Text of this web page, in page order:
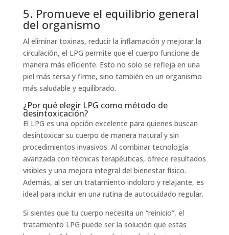
5. Promueve el equilibrio general
del organismo
Al eliminar toxinas, reducir la inflamación y mejorar la
circulación, el LPG permite que el cuerpo funcione de
manera más eficiente. Esto no solo se refleja en una
piel más tersa y firme, sino también en un organismo
más saludable y equilibrado.
¿Por qué elegir LPG como método de
desintoxicación?
El LPG es una opción excelente para quienes buscan
desintoxicar su cuerpo de manera natural y sin
procedimientos invasivos. Al combinar tecnología
avanzada con técnicas terapéuticas, ofrece resultados
visibles y una mejora integral del bienestar físico.
Además, al ser un tratamiento indoloro y relajante, es
ideal para incluir en una rutina de autocuidado regular.
Si sientes que tu cuerpo necesita un “reinicio”, el
tratamiento LPG puede ser la solución que estás